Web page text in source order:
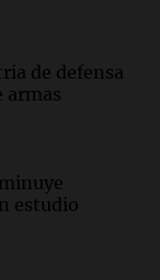
de defensa
armas
estudio